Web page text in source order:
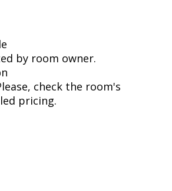
by room owner.
check the room's
pricing.